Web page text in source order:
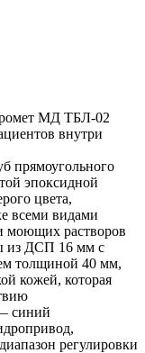
МД ТБЛ-02
внутри
прямоугольного
эпоксидной
цвета,
всеми видами
моющих растворов
из ДСП 16 мм с
толщиной 40 мм,
кожей, которая
синий
регулировки